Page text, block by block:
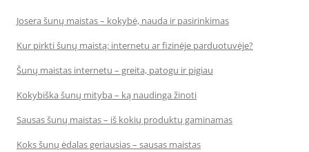
Josera šunų maistas – kokybė, nauda ir pasirinkimas
Kur pirkti šunų maistą: internetu ar fizinėje parduotuvėje?
Šunų maistas internetu – greita, patogu ir pigiau
Kokybiška šunų mityba – ką naudinga žinoti
Sausas šunų maistas – iš kokių produktų gaminamas
Koks šunų ėdalas geriausias – sausas maistas